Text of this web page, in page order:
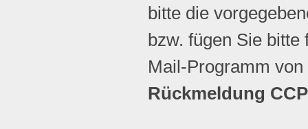
bitte die
bzw. fügen Sie
Mail-Programm
Rückmeldung